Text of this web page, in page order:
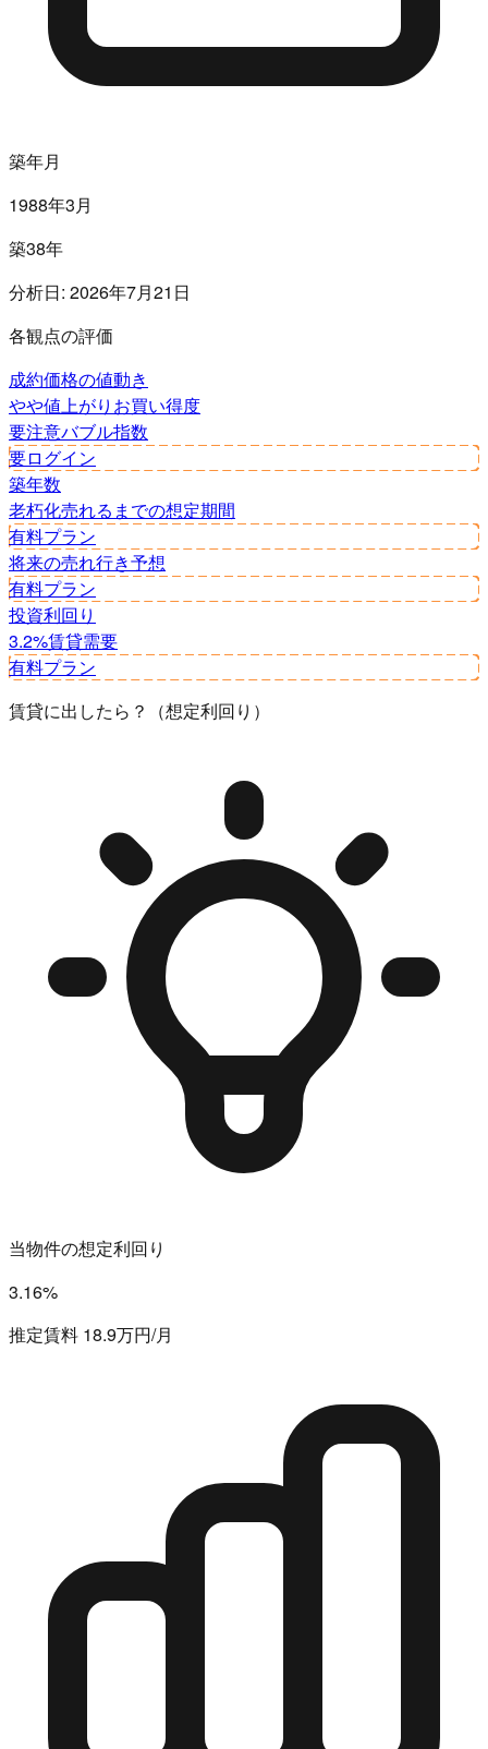
築年月
1988年3月
築38年
分析日: 2026年7月21日
各観点の評価
成約価格の値動き
やや値上がり お買い得度
要注意バブル指数
要ログイン
築年数
老朽化売れるまでの想定期間
有料プラン
将来の売れ行き予想
有料プラン
投資利回り
3.2%賃貸需要
有料プラン
賃貸に出したら？（想定利回り）
当物件の想定利回り
3.16%
推定賃料 18.9万円/月